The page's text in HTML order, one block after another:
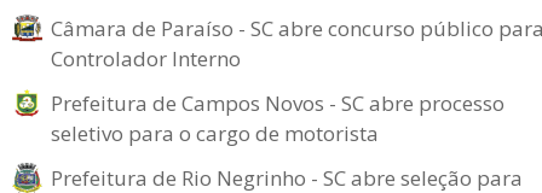
Câmara de Paraíso - SC abre concurso público
Controlador Interno
Prefeitura de Campos Novos - SC abre processo
seletivo para o cargo de motorista
Prefeitura de Rio Negrinho - SC abre seleção para